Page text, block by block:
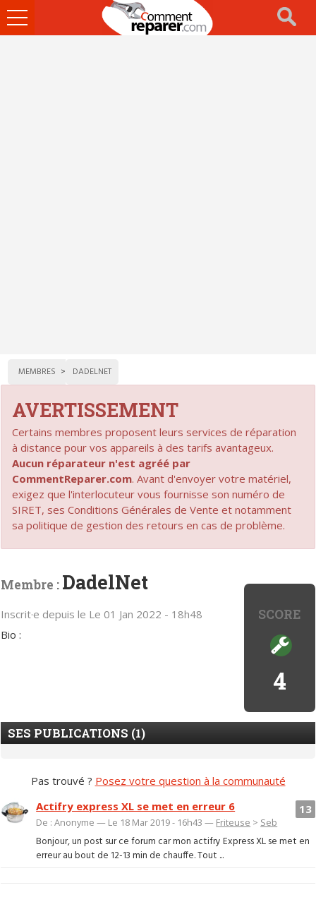
Ouvrir
le
MEMBRES DADELNET
AVERTISSEMENT
Certains membres proposent leurs services de réparation
à distance pour vos appareils à des tarifs avantageux.
Aucun réparateur n'est agréé par
CommentReparer.com. Avant d'envoyer votre matériel,
exigez que l'interlocuteur vous fournisse son numéro de
SIRET, ses Conditions Générales de Vente et notamment
sa politique de gestion des retours en cas de problème.
SCORE
4
Membre : DadelNet
Inscrit·e depuis le Le 01 Jan 2022 - 18h48
Bio :
SES PUBLICATIONS (1)
Pas trouvé ? Posez votre question à la communauté
13
Actifry express XL se met en erreur 6
De : Anonyme — Le 18 Mar 2019 - 16h43 — Friteuse > Seb
Bonjour, un post sur ce forum car mon actifry Express XL se met en
erreur au bout de 12-13 min de chauffe. Tout ...